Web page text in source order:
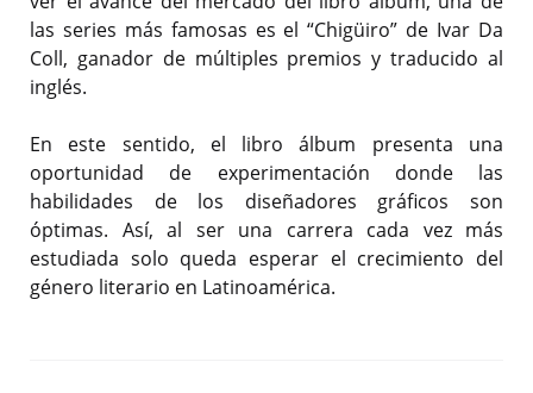
las series más famosas es el “Chigüiro” de Ivar Da
Coll, ganador de múltiples premios y traducido al
inglés.
En este sentido, el libro álbum presenta una
oportunidad de experimentación donde las
habilidades de los diseñadores gráficos son
óptimas. Así, al ser una carrera cada vez más
estudiada solo queda esperar el crecimiento del
género literario en Latinoamérica.